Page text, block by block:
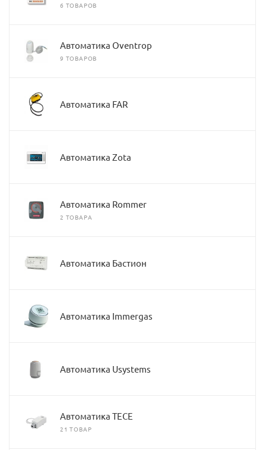
6 ТОВАРОВ
Автоматика Oventrop
9 ТОВАРОВ
Автоматика FAR
Автоматика Zota
Автоматика Rommer
2 ТОВАРА
Автоматика Бастион
Автоматика Immergas
Автоматика Usystems
Автоматика TECE
21 ТОВАР